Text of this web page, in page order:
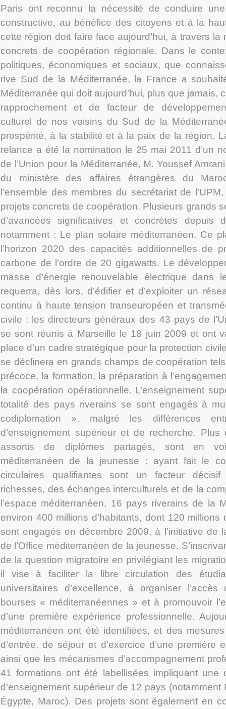
Paris ont reconnu la nécessité de conduire
constructive, au bénéfice des citoyens et à la
cette région doit faire face aujourd’hui, à travers
concrets de coopération régionale. Dans le
politiques, économiques et sociaux, que
rive Sud de la Méditerranée, la France a
Méditerranée qui doit aujourd’hui, plus que jamais,
rapprochement et de facteur de
culturel de nos voisins du Sud de la
prospérité, à la stabilité et à la paix de la région.
relance a été la nomination le 25 mai 2011 d’un
de l’Union pour la Méditerranée, M. Youssef
du ministère des affaires étrangères du
l’ensemble des membres du secrétariat de
projets concrets de coopération. Plusieurs grands
d’avancées significatives et concrètes
notamment : Le plan solaire méditerranéen. Ce
l’horizon 2020 des capacités additionnelles de
carbone de l’ordre de 20 gigawatts. Le
masse d’énergie renouvelable électrique dans
requerra, dès lors, d’édifier et d’exploiter un
continu à haute tension transeuropéen et
civile : les directeurs généraux des 43 pays de
se sont réunis à Marseille le 18 juin 2009 et ont
place d’un cadre stratégique pour la protection
se déclinera en grands champs de coopération
précoce, la formation, la préparation à
la coopération opérationnelle. L’enseignement
totalité des pays riverains se sont engagés à
codiplomation », malgré les différences
d’enseignement supérieur et de recherche.
assortis de diplômes partagés, sont en voie
méditerranéen de la jeunesse : ayant fait le
circulaires qualifiantes sont un facteur
richesses, des échanges interculturels et de la
l’espace méditerranéen, 16 pays riverains de la
environ 400 millions d’habitants, dont 120 millions
sont engagés en décembre 2009, à l’initiative de
de l’Office méditerranéen de la jeunesse.
de la question migratoire en privilégiant les
il vise à faciliter la libre circulation des
universitaires d’excellence, à organiser
bourses « méditerranéennes » et à promouvoir
d’une première expérience professionnelle.
méditerranéen ont été identifiées, et des
d’entrée, de séjour et d’exercice d’une première
ainsi que les mécanismes d’accompagnement
41 formations ont été labellisées impliquant une
d’enseignement supérieur de 12 pays
Égypte, Maroc). Des projets sont également en